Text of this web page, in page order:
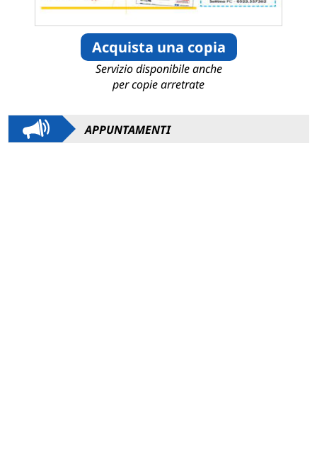
Acquista una copia
Servizio disponibile anche
per copie arretrate
APPUNTAMENTI